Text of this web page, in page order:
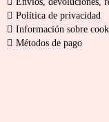
Política de privacidad
Información sobre
Métodos de pago